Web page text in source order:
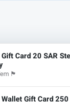
Card 20 SAR
🏴
Gift Card 250